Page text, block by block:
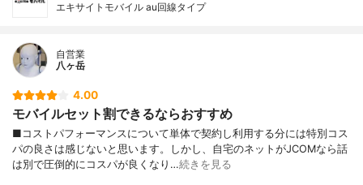
エキサイトモバイル au回線タイプ
自営業
八ヶ岳
4.00
モバイルセット割できるならおすすめ
■コストパフォーマンスについて単体で契約し利用する分には特別コス
パの良さは感じないと思います。しかし、自宅のネットがJCOMなら話
は別で圧倒的にコスパが良くなり…続きを見る